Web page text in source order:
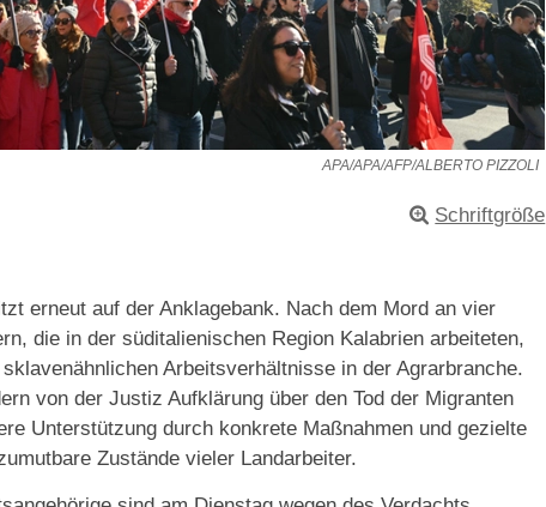
APA/APA/AFP/ALBERTO PIZZOLI
Schriftgröße
erneut auf der Anklagebank. Nach dem Mord an vier
die in der süditalienischen Region Kalabrien arbeiteten,
Arbeitsverhältnisse in der Agrarbranche.
von der Justiz Aufklärung über den Tod der Migranten
Unterstützung durch konkrete Maßnahmen und gezielte
Zustände vieler Landarbeiter.